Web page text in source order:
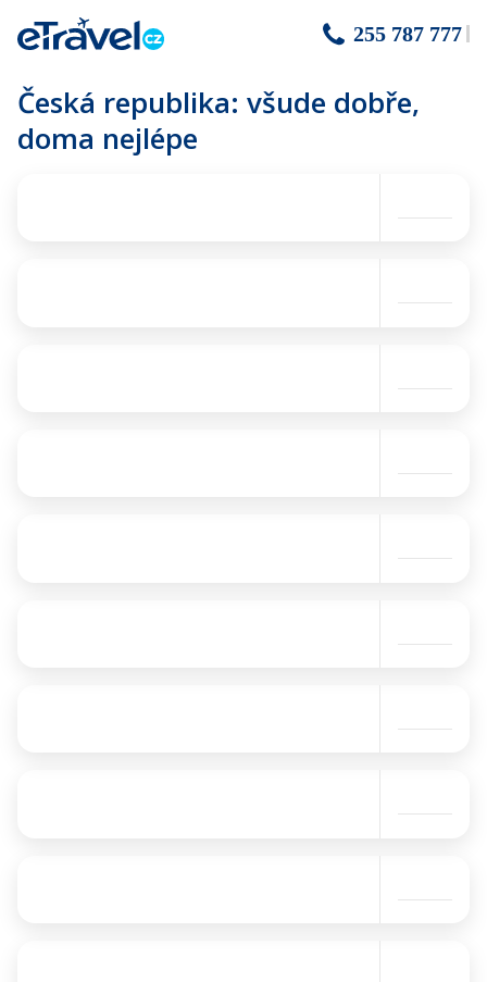
255 787 777
Česká republika: všude dobře,
doma nejlépe